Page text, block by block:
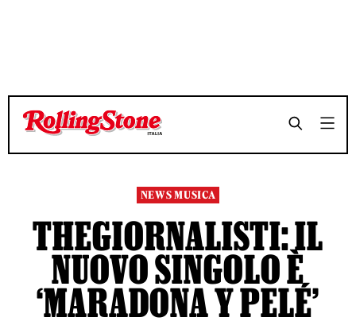
TEMPO DI LETTURA 3 MINUTI SHARE
TEMPO DI LETTURA 3 MINUTI SHARE
NEWS MUSICA
THEGIORNALISTI: IL
NUOVO SINGOLO È
‘MARADONA Y PELÉ’